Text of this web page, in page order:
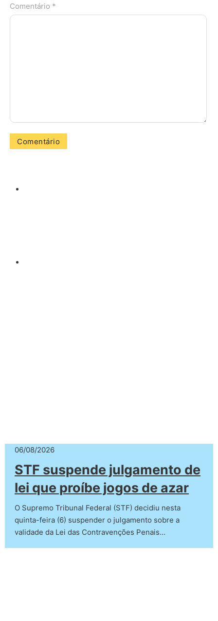
Comentário *
06/08/2026
STF suspende julgamento de
lei que proíbe jogos de azar
O Supremo Tribunal Federal (STF) decidiu nesta
quinta-feira (6) suspender o julgamento sobre a
validade da Lei das Contravenções Penais…